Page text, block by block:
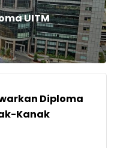
UITM
Diploma
Kanak